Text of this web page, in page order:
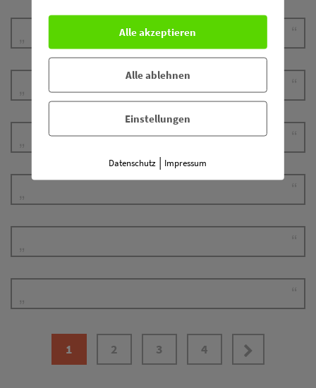
1 2 3 4
Alle akzeptieren
Alle ablehnen
Einstellungen
Datenschutz | Impressum